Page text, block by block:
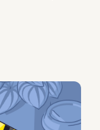
как вернуть
перевод СБП